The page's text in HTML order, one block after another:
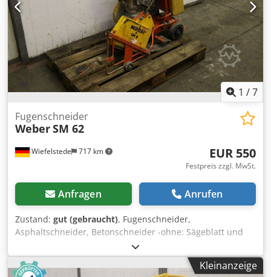
1 /7
Wiefelstede 717 km
Fugenschneider
WeberSM 62
EUR 550
Festpreis zzgl. MwSt.
Anfragen Anrufen
Zustand: gut (gebraucht), Fugenschneider,
Asphaltschneider, Betonschneider -ohne: Sägeblatt und
Seilzug -Sägeblatt: Ø 360 mm -Schnitttiefe: 120 mm
Dsdpfxjdp Dvpo Adqjkr -Motor: Robin EH25D 8 PS -
Abmessungen: 1200/500/H950 mm -Gewicht: 100 kgKleinanzeige